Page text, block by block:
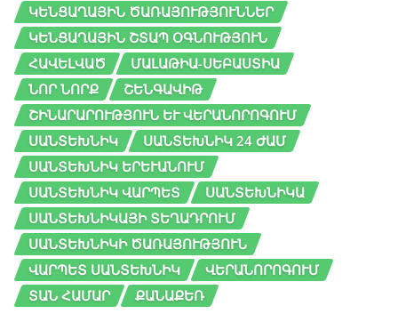
ԿԵՆՑԱՂԱՅԻՆ ԾԱՌԱՅՈՒԹՅՈՒՆՆԵՐ
ԿԵՆՑԱՂԱՅԻՆ ՇՏԱՊ ՕԳՆՈՒԹՅՈՒՆ
ՀԱՎԵԼՎԱԾ
ՄԱԼԱԹԻԱ-ՍԵԲԱՍՏԻԱ
ՆՈՐ ՆՈՐՔ
ՇԵՆԳԱՎԻԹ
ՇԻՆԱՐԱՐՈՒԹՅՈՒՆ ԵՒ ՎԵՐԱՆՈՐՈԳՈՒՄ
ՍԱՆՏԵԽՆԻԿ
ՍԱՆՏԵԽՆԻԿ 24 ԺԱՄ
ՍԱՆՏԵԽՆԻԿ ԵՐԵՒԱՆՈՒՄ
ՍԱՆՏԵԽՆԻԿ ՎԱՐՊԵՏ
ՍԱՆՏԵԽՆԻԿԱ
ՍԱՆՏԵԽՆԻԿԱՅԻ ՏԵՂԱԴՐՈՒՄ
ՍԱՆՏԵԽՆԻԿԻ ԾԱՌԱՅՈՒԹՅՈՒՆ
ՎԱՐՊԵՏ ՍԱՆՏԵԽՆԻԿ
ՎԵՐԱՆՈՐՈԳՈՒՄ
ՏԱՆ ՀԱՄԱՐ
ՔԱՆԱՔԵՌ